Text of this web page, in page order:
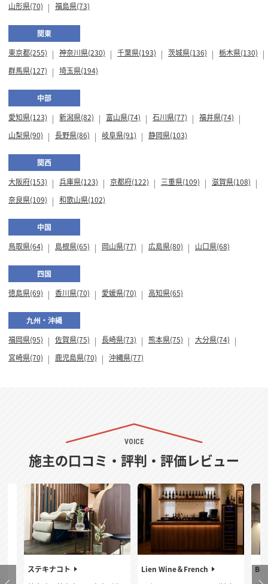
山形県(70)
福島県(73)
関東
東京都(255)
神奈川県(230) 千葉県(193) 茨城県(136)
栃木県(130)
群馬県(127)
埼玉県(194)
中部
愛知県(123)
新潟県(82) 富山県(74) 石川県(77)
福井県(74)
山梨県(90)
長野県(86) 岐阜県(91) 静岡県(103)
関西
大阪府(153)
兵庫県(123) 京都府(122) 三重県(109)
滋賀県(108)
奈良県(109)
和歌山県(102)
中国
鳥取県(64)
島根県(65) 岡山県(77) 広島県(80) 山口県(68)
四国
徳島県(69)
香川県(70) 愛媛県(70) 高知県(65)
九州・沖縄
福岡県(95)
佐賀県(75) 長崎県(73) 熊本県(75)
大分県(74)
宮崎県(70)
鹿児島県(70) 沖縄県(77)
VOICE
施主の口コミ・評判・評価レビュー
ステキナコト
Lien Wine＆French